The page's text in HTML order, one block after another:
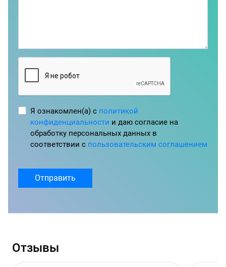
Я ознакомлен(а) с политикой
конфиденциальности и даю согласие на
обработку персональных данных в
соответствии с пользовательским соглашением
Отправить
Отзывы